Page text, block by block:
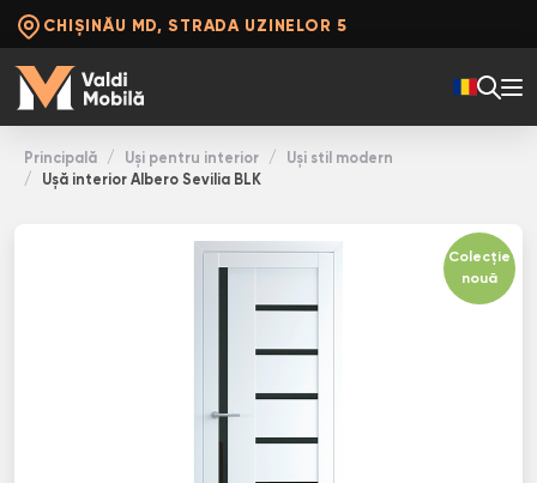
CHIȘINĂU MD, STRADA UZINELOR 5
Principală Uși pentru interior
Uși stil modern
Ușă interior Albero Sevilia BLK
Colecție
nouă